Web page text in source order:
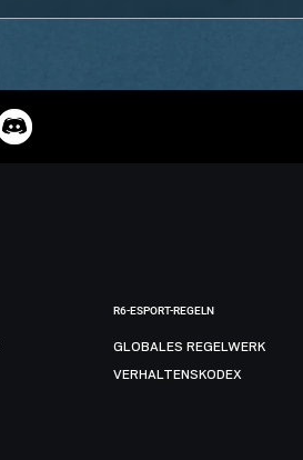
R6-ESPORT-REGELN
GLOBALES REGELWERK
VERHALTENSKODEX